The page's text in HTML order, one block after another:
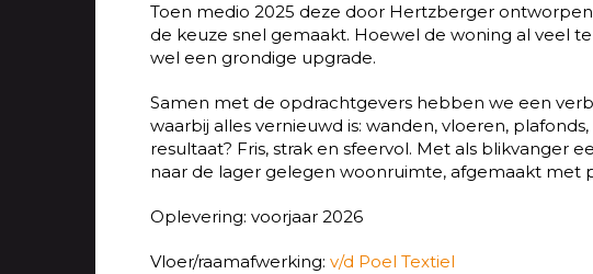
Toen medio 2025 deze door Hertzberger
de keuze snel gemaakt. Hoewel de woning al veel
wel een grondige upgrade.
Samen met de opdrachtgevers hebben we een
waarbij alles vernieuwd is: wanden, vloeren,
resultaat? Fris, strak en sfeervol. Met als blikvanger
naar de lager gelegen woonruimte, afgemaakt met
Oplevering: voorjaar 2026
Vloer/raamafwerking: v/d Poel Textiel